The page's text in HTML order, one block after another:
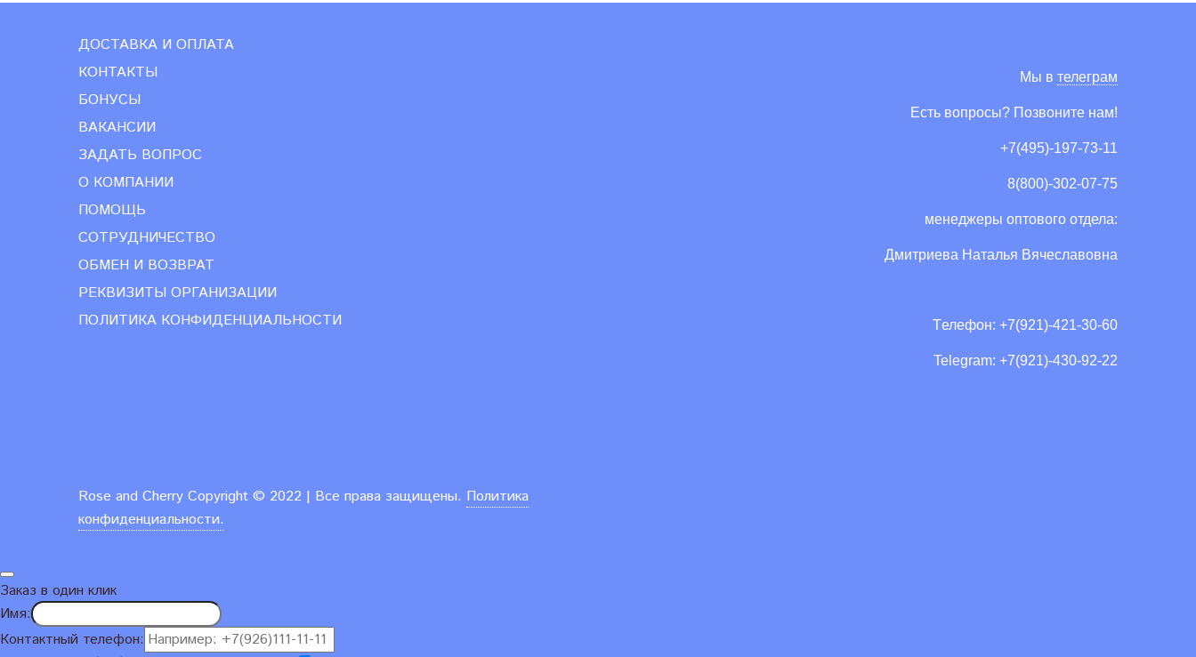
ДОСТАВКА И ОПЛАТА
КОНТАКТЫ
БОНУСЫ
ВАКАНСИИ
ЗАДАТЬ ВОПРОС
О КОМПАНИИ
ПОМОЩЬ
СОТРУДНИЧЕСТВО
ОБМЕН И ВОЗВРАТ
РЕКВИЗИТЫ ОРГАНИЗАЦИИ
ПОЛИТИКА КОНФИДЕНЦИАЛЬНОСТИ
Мы в телеграм
Есть вопросы? Позвоните нам!
+7(495)-197-73-11
8(800)-302-07-75
менеджеры оптового отдела:
Дмитриева Наталья Вячеславовна
Tелефон: +7(921)-421-30-60
Telegram: +7(921)-430-92-22
Rose and Cherry Copyright © 2022 | Все права защищены. Политика
конфиденциальности.
Заказ в один клик
Имя:
Контактный телефон: